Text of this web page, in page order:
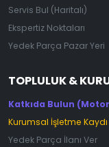
Servis Bul (Haritalı)
Ekspertiz Noktaları
Yedek Parça Pazar Yeri
TOPLULUK &
Katkıda Bulun
Kurumsal İşletme
Yedek Parça İlanı Ver